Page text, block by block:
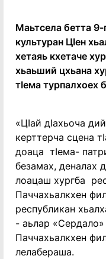
Маьтсела бетта
культуран Цӏен
хетаяь кхетаче
хьаьший цхьана
тӏема турпалхоех
«Цӏай дӏахьоча
керттерча сцена
доаца тӏема-
безамах, деналах
лоацаш хургба
Паччахьалкхен
республикан
- аьлар «Сердало»
Паччахьалкхен
лелабераша.